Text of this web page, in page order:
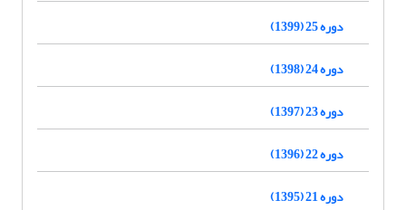
دوره 25 (1399)
دوره 24 (1398)
دوره 23 (1397)
دوره 22 (1396)
دوره 21 (1395)